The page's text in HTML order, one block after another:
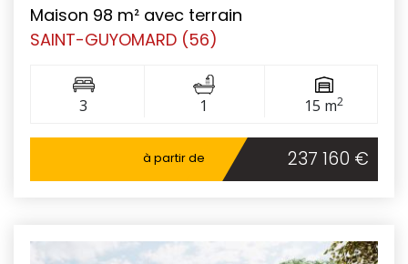
Maison 98 m² avec terrain
SAINT-GUYOMARD (56)
3 1 15 m2
à partir de 237 160 €